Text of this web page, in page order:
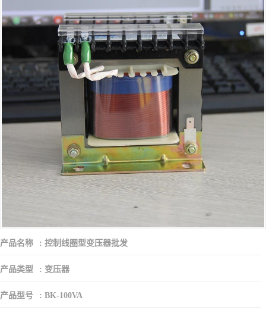
产品名称 : 控制线圈型变压器批发
产品类型 : 变压器
产品型号 : BK-100VA